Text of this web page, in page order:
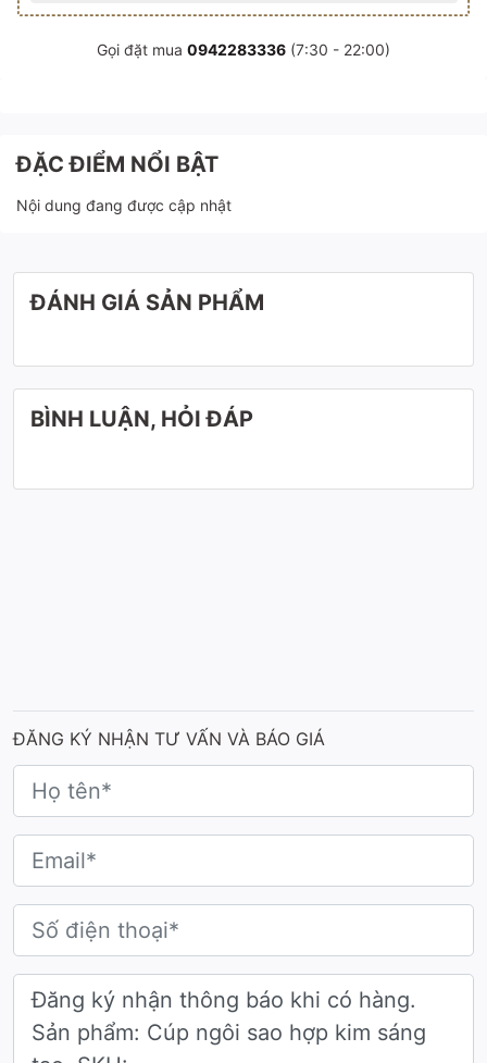
Gọi đặt mua 0942283336 (7:30 - 22:00)
ĐẶC ĐIỂM NỔI BẬT
Nội dung đang được cập nhật
ĐÁNH GIÁ SẢN PHẨM
BÌNH LUẬN, HỎI ĐÁP
ĐĂNG KÝ NHẬN TƯ VẤN VÀ BÁO GIÁ